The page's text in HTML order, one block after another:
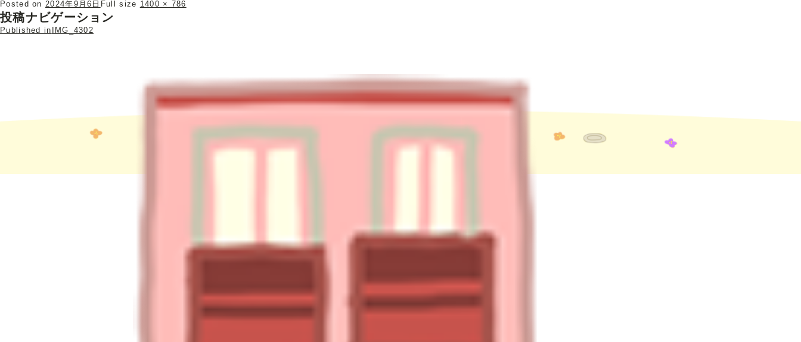
Posted on 2024年9月6日 Full size 1400 × 786
投稿ナビゲーション
Published in IMG_4302